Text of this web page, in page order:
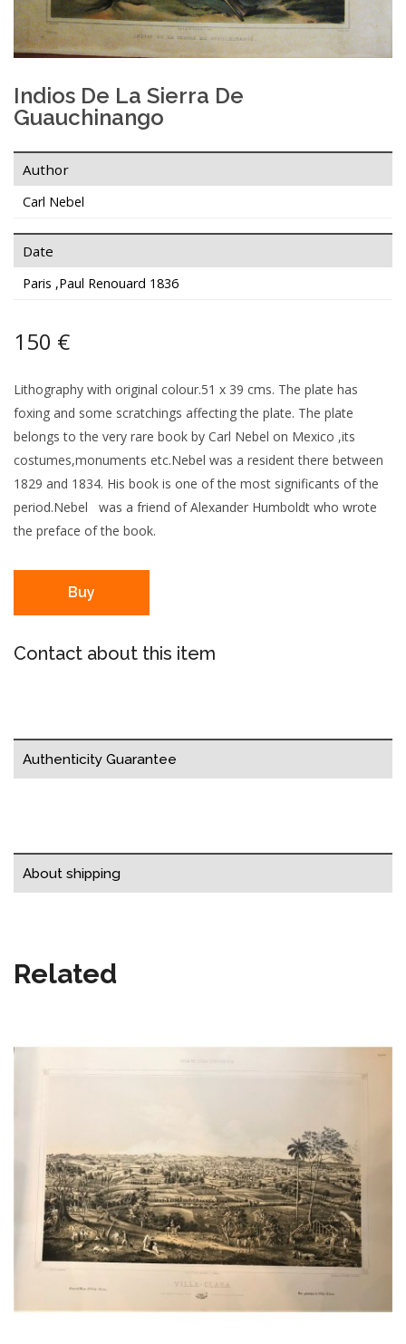
Indios De La Sierra De
Guauchinango
Author
Carl Nebel
Date
Paris ,Paul Renouard 1836
150 €
Lithography with original colour.51 x 39 cms. The plate has
foxing and some scratchings affecting the plate. The plate
belongs to the very rare book by Carl Nebel on Mexico ,its
costumes,monuments etc.Nebel was a resident there between
1829 and 1834. His book is one of the most significants of the
period.Nebel was a friend of Alexander Humboldt who wrote
the preface of the book.
Buy
Contact about this item
Authenticity Guarantee
About shipping
Related